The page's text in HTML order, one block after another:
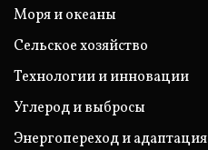
Моря и океаны
Сельское хозяйство
Технологии и инновации
Углерод и выбросы
Энергопереход и адаптация